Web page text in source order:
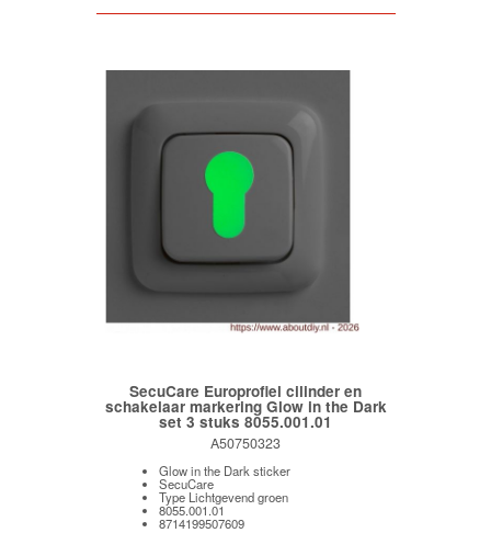
SecuCare Europrofiel cilinder en
schakelaar markering Glow in the Dark
set 3 stuks 8055.001.01
A50750323
Glow in the Dark sticker
SecuCare
Type Lichtgevend groen
8055.001.01
8714199507609